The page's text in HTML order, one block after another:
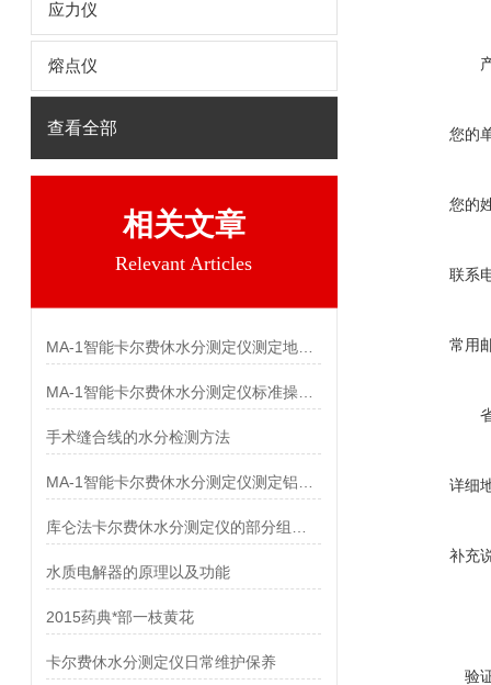
应力仪
熔点仪
查看全部
相关文章
Relevant Articles
手术缝合线的水分检测方法
水质电解器的原理以及功能
2015药典*部一枝黄花
卡尔费休水分测定仪日常维护保养
您的
您的
联系
常用
详细
补充
验